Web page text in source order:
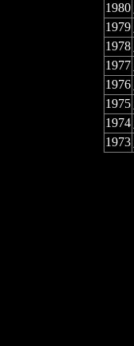
1980
1979
1978
1977
1976
1975
1974
1973